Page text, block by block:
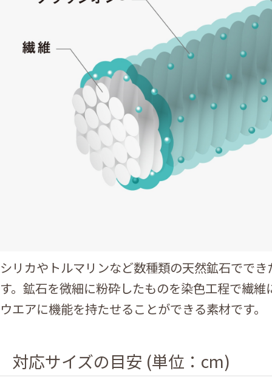
シリカやトルマリンなど数種類の天然鉱石でで
す。鉱石を微細に粉砕したものを染色工程で繊維
ウエアに機能を持たせることができる素材です。
対応サイズの目安 (単位：cm)